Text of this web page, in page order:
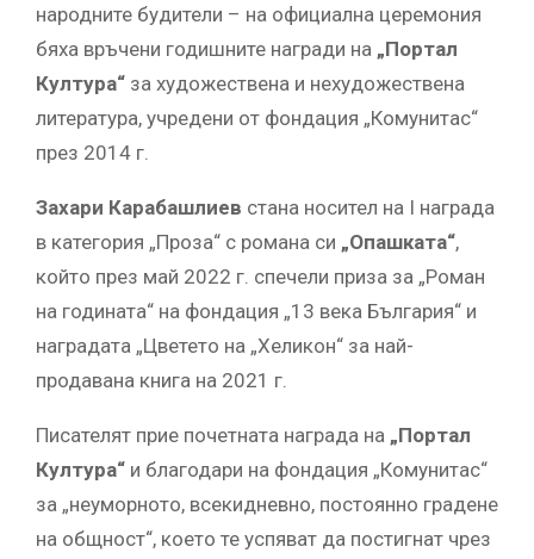
народните будители – на официална церемония
бяха връчени годишните награди на „Портал
Култура“ за художествена и нехудожествена
литература, учредени от фондация „Комунитас“
през 2014 г.
Захари Карабашлиев стана носител на I награда
в категория „Проза“ с романа си „Опашката“,
който през май 2022 г. спечели приза за „Роман
на годината“ на фондация „13 века България“ и
наградата „Цветето на „Хеликон“ за най-
продавана книга на 2021 г.
Писателят прие почетната награда на „Портал
Култура“ и благодари на фондация „Комунитас“
за „неуморното, всекидневно, постоянно градене
на общност“, което те успяват да постигнат чрез